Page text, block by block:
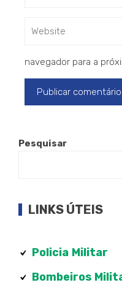
navegador para a
Pesquisar
LINKS ÚTEIS
Policia Militar
Bombeiros